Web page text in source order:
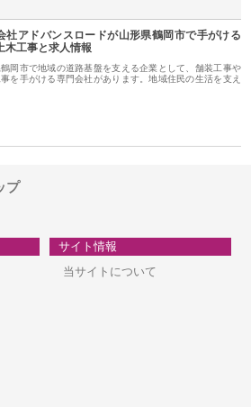
社アドバンスロードが山形県鶴岡市で手がける
木工事と求人情報
岡市で地域の道路基盤を支える企業として、舗装工事や
を手がける専門会社があります。地域住民の生活を支え
プ
サイト情報
当サイトについて